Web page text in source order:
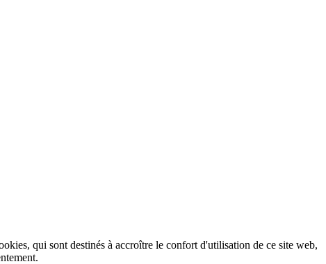
qui sont destinés à accroître le confort d'utilisation de ce site web,